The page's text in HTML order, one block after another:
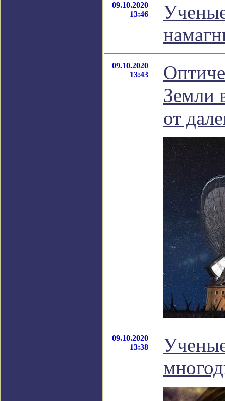
09.10.2020
13:46
09.10.2020
13:43
Земли
от
09.10.2020
13:38